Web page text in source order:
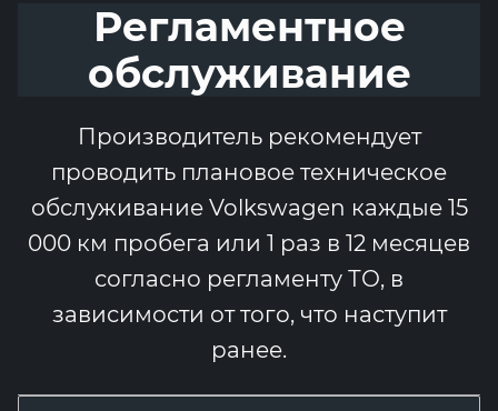
Регламентное
обслуживание
Производитель рекомендует
проводить плановое техническое
обслуживание Volkswagen каждые 15
000 км пробега или 1 раз в 12 месяцев
согласно регламенту ТО, в
зависимости от того, что наступит
ранее.